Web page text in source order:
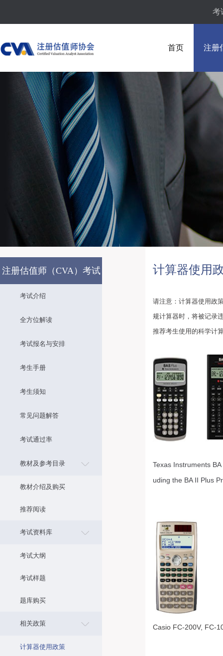
考
首页 注册
注册估值师（CVA）考试
考试介绍
全方位解读
考试报名与安排
考生手册
考生须知
常见问题解答
考试通过率
教材及参考目录
教材介绍及购买
推荐阅读
考试资料库
考试大纲
考试样题
题库购买
相关政策
计算器使用政策
计算器使用
请注意：计算器使用政
规计算器时，将被记录
推荐考生使用的科学计
Texas Instruments
uding the BA II Plus
Casio FC-200V, FC-